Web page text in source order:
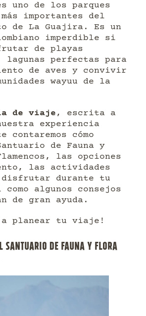
uno de los parques
importantes del
de La Guajira. Es un
imperdible si
de playas
perfectas para
de aves y convivir
wayuu de la
de viaje , escrita a
experiencia
contaremos cómo
de Fauna y
las opciones
las actividades
disfrutar durante tu
algunos consejos
de gran ayuda.
a planear tu viaje!
SANTUARIO DE FAUNA Y FLORA